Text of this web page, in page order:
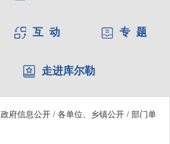
互 动 专 题
走进库尔勒
政府信息公开 / 各单位、乡镇公开 / 部门单